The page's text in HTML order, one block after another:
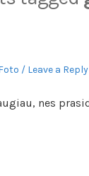
Leave a Reply
nes